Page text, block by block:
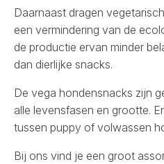
Daarnaast dragen
een vermindering van de
de productie ervan minder
dan dierlijke snacks.
De vega hondensnacks zijn
alle levensfasen en grootte.
tussen puppy of volwassen
Bij ons vind je een groot